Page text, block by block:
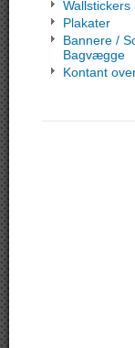
Wallstickers
Plakater
Bannere /
Bagvægge
Kontant